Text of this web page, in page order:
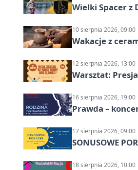
Wielki Spacer z
10 sierpnia 2026, 09:00
Wakacje z
12 sierpnia 2026, 13:00
Warsztat:
16 sierpnia 2026, 19:00
Prawda –
17 sierpnia 2026, 09:00
SONUSOWE
18 sierpnia 2026, 10:00